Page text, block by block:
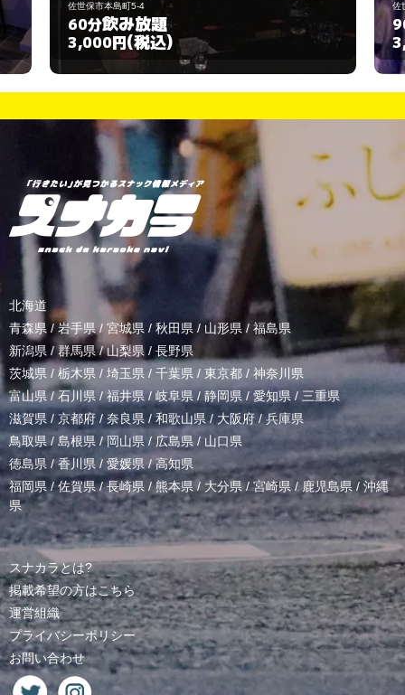
佐世保市山県町1-24 2F
90分飲み放題
3,000円(税込)
北海道
青森県 / 岩手県/ 宮城県 / 秋田県 / 山形県/ 福島県
新潟県 /群馬県/山梨県 / 長野県
茨城県 / 栃木県 / 埼玉県 / 千葉県 / 東京都 / 神奈川県
富山県 /石川県/福井県/岐阜県 / 静岡県 / 愛知県 / 三重県
滋賀県 / 京都府 / 奈良県 / 和歌山県/ 大阪府 /兵庫県
鳥取県/ 島根県 /岡山県/ 広島県 / 山口県
徳島県 /香川県 / 愛媛県/高知県
福岡県/佐賀県/長崎県 /熊本県/ 大分県/宮崎県 /鹿児島県 / 沖縄
県
スナカラとは?
掲載希望の方はこちら
運営組織
プライバシーポリシー
お問い合わせ